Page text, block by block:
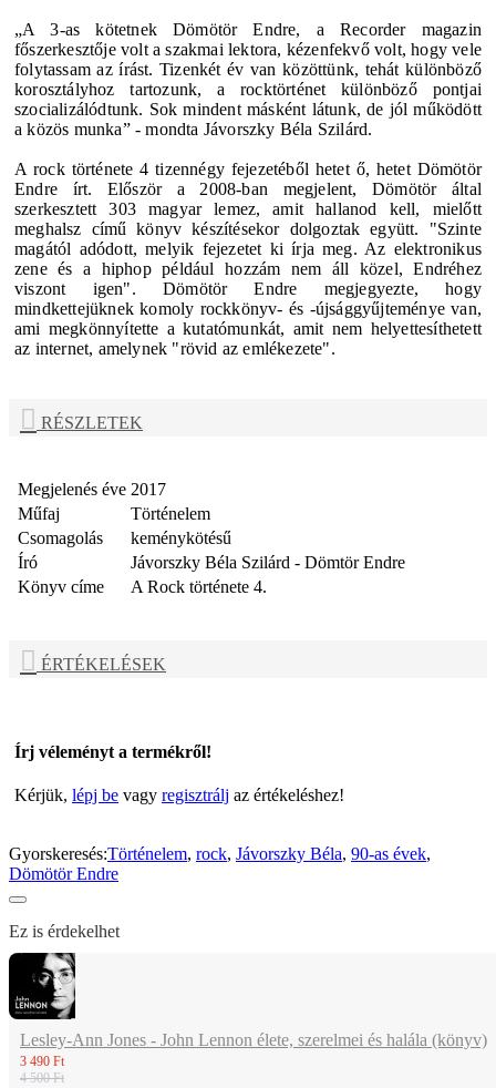
„A 3-as kötetnek Dömötör Endre, a Recorder magazin
főszerkesztője volt a szakmai lektora, kézenfekvő volt, hogy vele
folytassam az írást. Tizenkét év van közöttünk, tehát különböző
korosztályhoz tartozunk, a rocktörténet különböző pontjai
szocializálódtunk. Sok mindent másként látunk, de jól működött
a közös munka” - mondta Jávorszky Béla Szilárd.
A rock története 4 tizennégy fejezetéből hetet ő, hetet Dömötör
Endre írt. Először a 2008-ban megjelent, Dömötör által
szerkesztett 303 magyar lemez, amit hallanod kell, mielőtt
meghalsz című könyv készítésekor dolgoztak együtt. "Szinte
magától adódott, melyik fejezetet ki írja meg. Az elektronikus
zene és a hiphop például hozzám nem áll közel, Endréhez
viszont igen". Dömötör Endre megjegyezte, hogy
mindkettejüknek komoly rockkönyv- és -újsággyűjteménye van,
ami megkönnyítette a kutatómunkát, amit nem helyettesíthetett
az internet, amelynek "rövid az emlékezete".
RÉSZLETEK
Megjelenés éve 2017
Műfaj
Történelem
Csomagolás
keménykötésű
Író
Jávorszky Béla Szilárd - Dömtör Endre
Könyv címe
A Rock története 4.
ÉRTÉKELÉSEK
Írj véleményt a termékről!
Kérjük, lépj be vagy regisztrálj az értékeléshez!
Gyorskeresés:Történelem, rock, Jávorszky Béla, 90-as évek,
Dömötör Endre
Ez is érdekelhet
Lesley-Ann Jones - John Lennon élete, szerelmei és halála (könyv)
3 490 Ft
4 500 Ft